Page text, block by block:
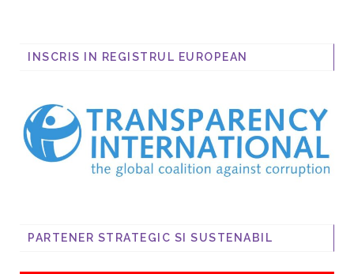
INSCRIS IN REGISTRUL EUROPEAN
PARTENER STRATEGIC SI SUSTENABIL